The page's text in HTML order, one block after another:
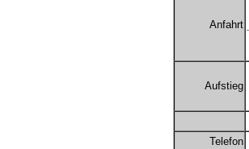
Anfahrt
Aufstieg
Telefon